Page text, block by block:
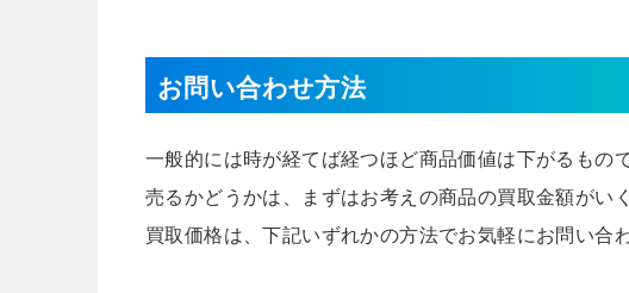
お問い合わせ方法
一般的には時が経てば経つほど商品価値は下がるもので
売るかどうかは、まずはお考えの商品の買取金額がい
買取価格は、下記いずれかの方法でお気軽にお問い合